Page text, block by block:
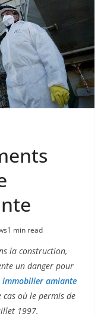
1 min read
la construction,
un danger pour
immobilier amiante
où le permis de
1997.